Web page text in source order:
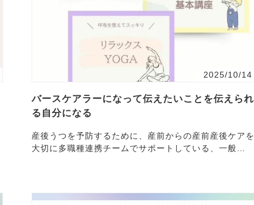
2025/10/14
バースケアラーになって伝えたいことを伝えられ
る自分になる
産後うつを予防するために、産前からの産前産後ケアを
大切に多職種連携チームでサポートしている、一般